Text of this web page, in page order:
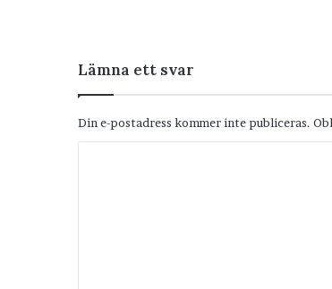
Lämna ett svar
Din e-postadress kommer inte publiceras.